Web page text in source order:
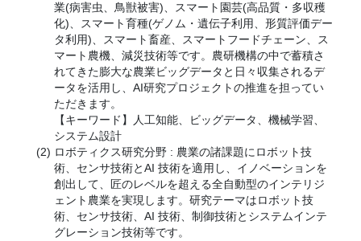
業(病害虫、鳥獣被害)、スマート園芸(高品質・多収穫
化)、スマート育種(ゲノム・遺伝子利用、形質評価デー
タ利用)、スマート畜産、スマートフードチェーン、ス
マート農機、減災技術等です。農研機構の中で蓄積さ
れてきた膨大な農業ビッグデータと日々収集されるデ
ータを活用し、AI研究プロジェクトの推進を担ってい
ただきます。
【キーワード】人工知能、ビッグデータ、機械学習、
システム設計
ロボティクス研究分野 : 農業の諸課題にロボット技
術、センサ技術とAI 技術を適用し、イノベーションを
創出して、匠のレベルを超える全自動型のインテリジ
ェント農業を実現します。研究テーマはロボット技
術、センサ技術、AI 技術、制御技術とシステムインテ
グレーション技術等です。